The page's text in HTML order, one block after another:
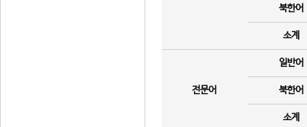
북한어
소계
전문어
일반어
북한어
소계